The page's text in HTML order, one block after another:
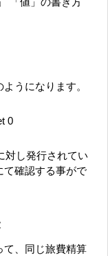
「値」の書き方
うになります。
0
対し発行されてい
て確認する事がで
て、同じ旅費精算